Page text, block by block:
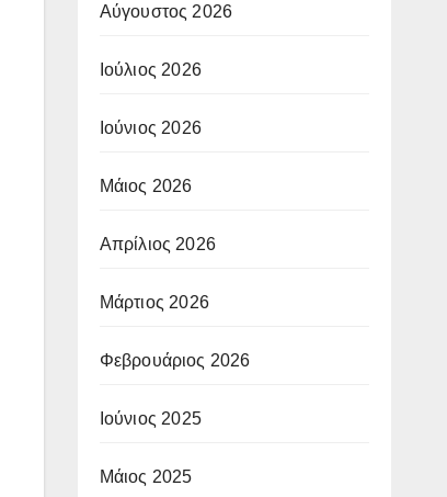
Αύγουστος 2026
Ιούλιος 2026
Ιούνιος 2026
Μάιος 2026
Απρίλιος 2026
Μάρτιος 2026
Φεβρουάριος 2026
Ιούνιος 2025
Μάιος 2025